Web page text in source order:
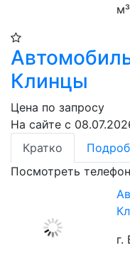
м³
Клинцы
Цена по запросу
На сайте с
Кратко
Посмотреть телефон
г.